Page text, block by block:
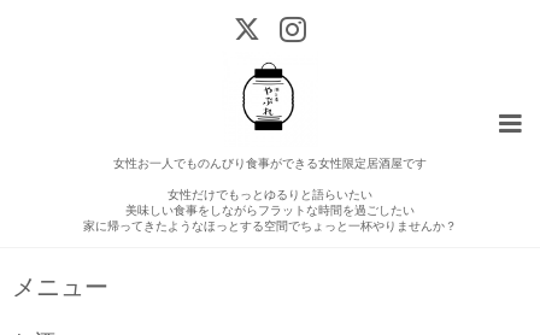
女性お一人でものんびり食事ができる女性限定居酒屋です
女性だけでもっとゆるりと語らいたい
美味しい食事をしながらフラットな時間を過ごしたい
家に帰ってきたようなほっとする空間でちょっと一杯やりませんか？
メニュー